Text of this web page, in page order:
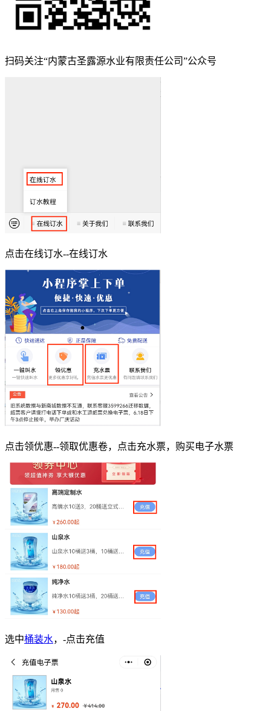
扫码关注“内蒙古圣露源水业有限责任公司”公众号
点击在线订水--在线订水
点击领优惠--领取优惠卷，点击充水票，购买电子水票
选中桶装水，-点击充值